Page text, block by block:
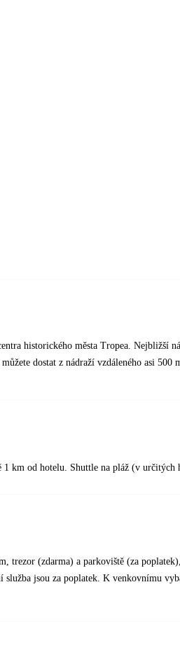
historického města Tropea. Nejbližší
dostat z nádraží vzdáleného asi
1 km od hotelu. Shuttle na pláž (v určitých
trezor (zdarma) a parkoviště (za
služba jsou za poplatek. K venkovnímu